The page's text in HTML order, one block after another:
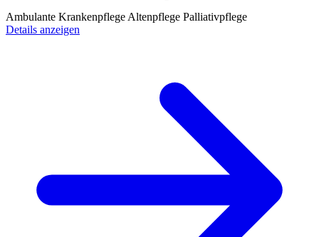
Ambulante Krankenpflege Altenpflege Palliativpflege
Details anzeigen